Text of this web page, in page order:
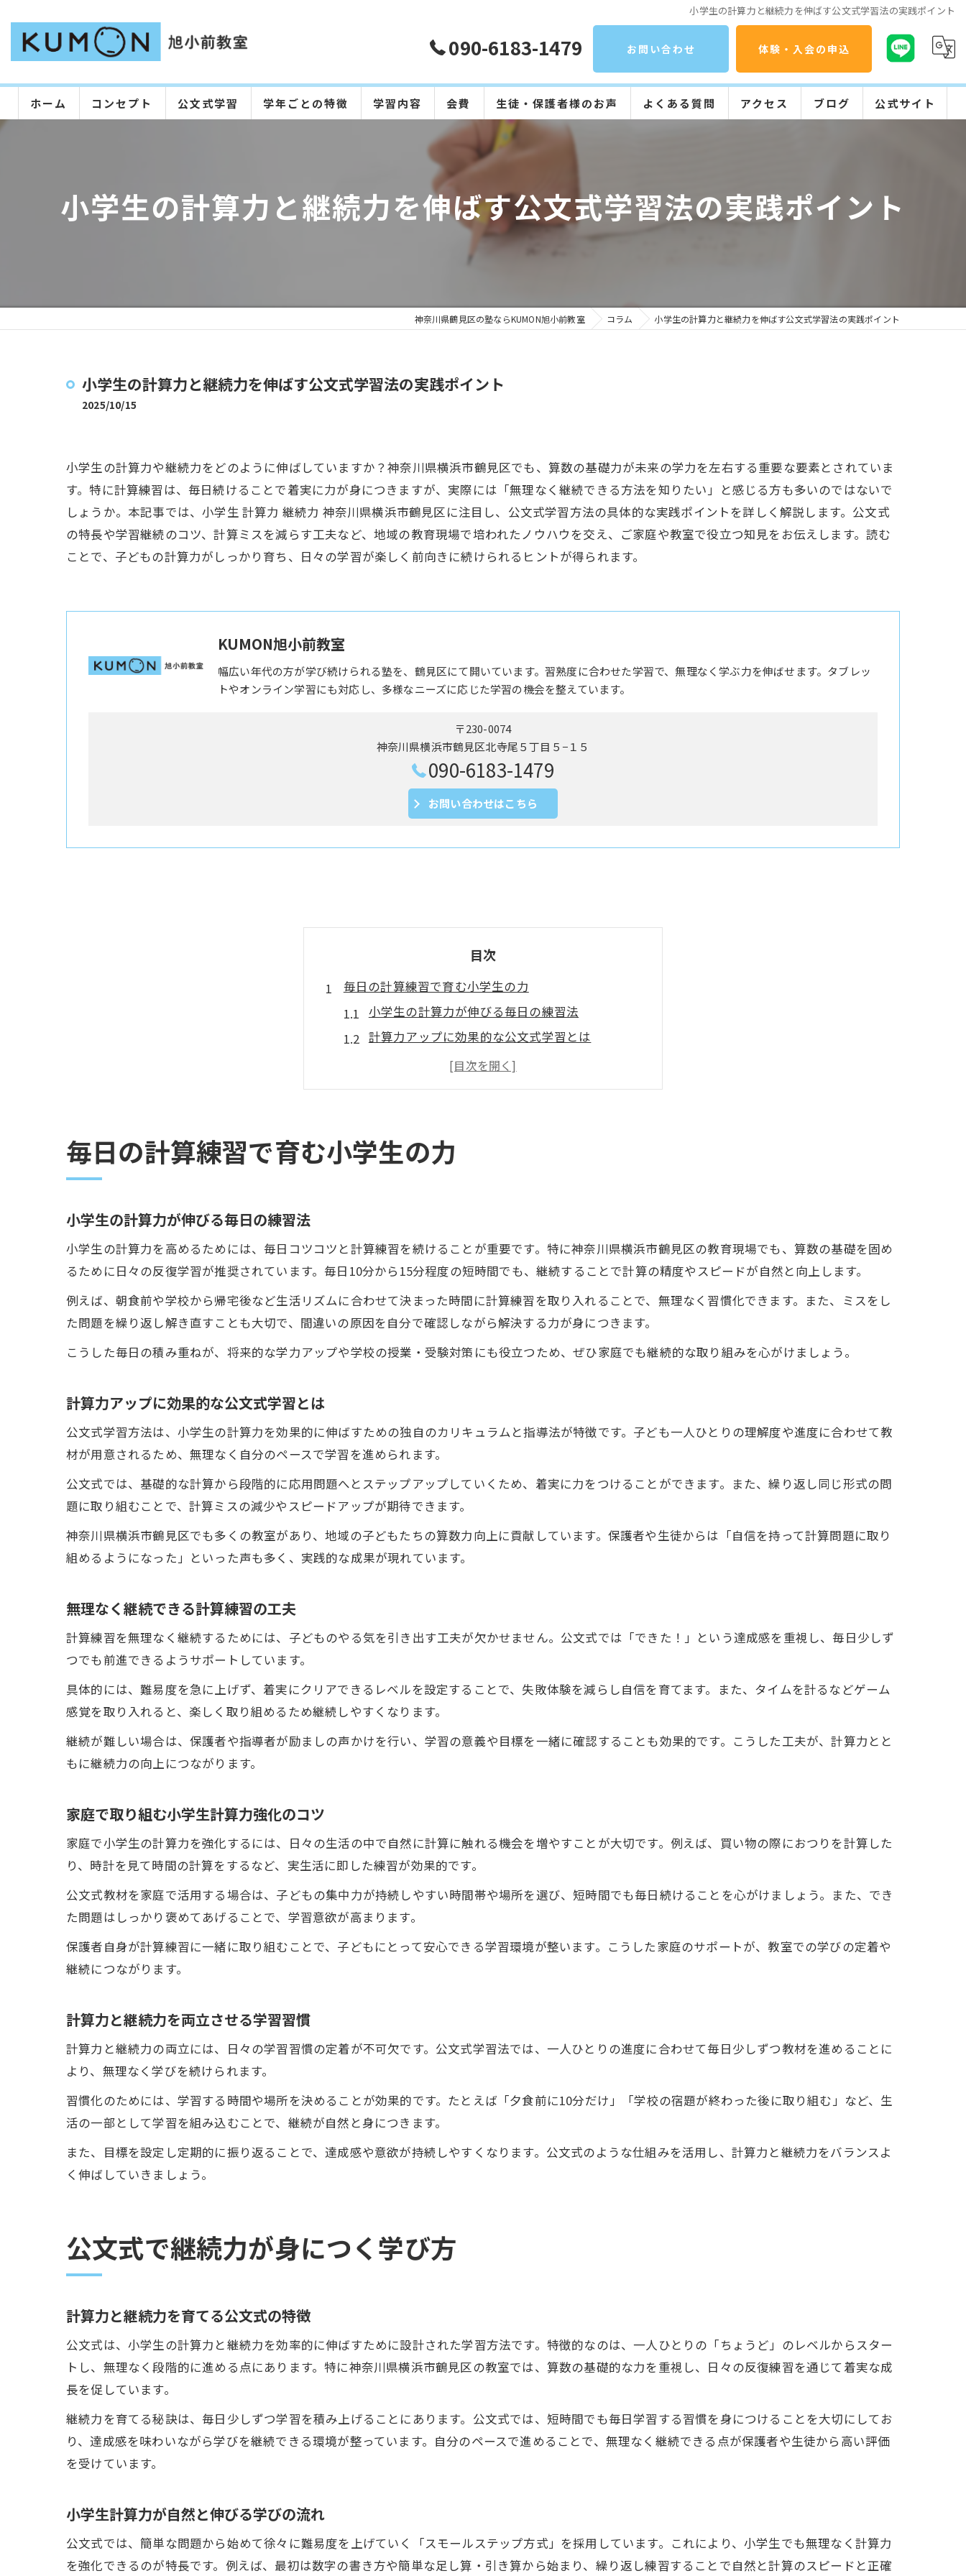
小学生の計算力と継続力を伸ばす公文式学習法の実践ポイント
090-6183-1479 お問い合わせ 体験・入会の申込
ホーム コンセプト 公文式学習 学年ごとの特徴 学習内容
英語
会費 生徒・保護者様のお声 よくある質問 アクセス ブログ 公式サイト
学習の流れ
小学生の計算力と継続力を伸ばす公文式学習法の実践ポイント
神奈川県鶴見区の塾ならKUMON旭小前教室 コラム 小学生の計算力と継続力を伸ばす公文式学習法の実践ポイント
小学生の計算力と継続力を伸ばす公文式学習法の実践ポイント
2025/10/15
小学生の計算力や継続力をどのように伸ばしていますか？神奈川県横浜市鶴見区でも、算数の基礎力が未来の学力を左右する重要な要素とされていま
す。特に計算練習は、毎日続けることで着実に力が身につきますが、実際には「無理なく継続できる方法を知りたい」と感じる方も多いのではないで
しょうか。本記事では、小学生 計算力 継続力 神奈川県横浜市鶴見区に注目し、公文式学習方法の具体的な実践ポイントを詳しく解説します。公文式
の特長や学習継続のコツ、計算ミスを減らす工夫など、地域の教育現場で培われたノウハウを交え、ご家庭や教室で役立つ知見をお伝えします。読む
ことで、子どもの計算力がしっかり育ち、日々の学習が楽しく前向きに続けられるヒントが得られます。
KUMON旭小前教室
幅広い年代の方が学び続けられる塾を、鶴見区にて開いています。習熟度に合わせた学習で、無理なく学ぶ力を伸ばせます。タブレッ
トやオンライン学習にも対応し、多様なニーズに応じた学習の機会を整えています。
〒230-0074
神奈川県横浜市鶴見区北寺尾５丁目５−１５
090-6183-1479
お問い合わせはこちら
目次
毎日の計算練習で育む小学生の力
小学生の計算力が伸びる毎日の練習法
計算力アップに効果的な公文式学習とは
無理なく継続できる計算練習の工夫
家庭で取り組む小学生計算力強化のコツ
公文式で継続力が身につく学び方
計算力と継続力を育てる公文式の特徴
公文式ならではの目標設定と達成感の秘訣
家庭でできる小学生計算力トレーニング法
公文式を活用した家庭学習の進め方
子どものやる気を引き出す公文式活用法
小学生計算力アップに必要な声かけのコツ
やる気を引き出す公文式の取り組み方
計算力と継続力を高める目標設定の工夫
褒めて伸ばす小学生計算力サポート術
公文式で楽しく学ぶ継続学習の秘訣
短時間で集中できる公文式の学習法
計算力向上につながる家庭でのサポート術
公文式で継続力を養うためのポイント
公文式で間違いを減らすためのポイント
親子で取り組む計算力見直しの習慣
公文式で自信を持って計算力を育てる方法
毎日の計算練習で育む小学生の力
小学生の計算力が伸びる毎日の練習法
小学生の計算力を高めるためには、毎日コツコツと計算練習を続けることが重要です。特に神奈川県横浜市鶴見区の教育現場でも、算数の基礎を固め
るために日々の反復学習が推奨されています。毎日10分から15分程度の短時間でも、継続することで計算の精度やスピードが自然と向上します。
例えば、朝食前や学校から帰宅後など生活リズムに合わせて決まった時間に計算練習を取り入れることで、無理なく習慣化できます。また、ミスをし
た問題を繰り返し解き直すことも大切で、間違いの原因を自分で確認しながら解決する力が身につきます。
こうした毎日の積み重ねが、将来的な学力アップや学校の授業・受験対策にも役立つため、ぜひ家庭でも継続的な取り組みを心がけましょう。
計算力アップに効果的な公文式学習とは
公文式学習方法は、小学生の計算力を効果的に伸ばすための独自のカリキュラムと指導法が特徴です。子ども一人ひとりの理解度や進度に合わせて教
材が用意されるため、無理なく自分のペースで学習を進められます。
公文式では、基礎的な計算から段階的に応用問題へとステップアップしていくため、着実に力をつけることができます。また、繰り返し同じ形式の問
題に取り組むことで、計算ミスの減少やスピードアップが期待できます。
神奈川県横浜市鶴見区でも多くの教室があり、地域の子どもたちの算数力向上に貢献しています。保護者や生徒からは「自信を持って計算問題に取り
組めるようになった」といった声も多く、実践的な成果が現れています。
無理なく継続できる計算練習の工夫
計算練習を無理なく継続するためには、子どものやる気を引き出す工夫が欠かせません。公文式では「できた！」という達成感を重視し、毎日少しず
つでも前進できるようサポートしています。
具体的には、難易度を急に上げず、着実にクリアできるレベルを設定することで、失敗体験を減らし自信を育てます。また、タイムを計るなどゲーム
感覚を取り入れると、楽しく取り組めるため継続しやすくなります。
継続が難しい場合は、保護者や指導者が励ましの声かけを行い、学習の意義や目標を一緒に確認することも効果的です。こうした工夫が、計算力とと
もに継続力の向上につながります。
家庭で取り組む小学生計算力強化のコツ
家庭で小学生の計算力を強化するには、日々の生活の中で自然に計算に触れる機会を増やすことが大切です。例えば、買い物の際におつりを計算した
り、時計を見て時間の計算をするなど、実生活に即した練習が効果的です。
公文式教材を家庭で活用する場合は、子どもの集中力が持続しやすい時間帯や場所を選び、短時間でも毎日続けることを心がけましょう。また、でき
た問題はしっかり褒めてあげることで、学習意欲が高まります。
保護者自身が計算練習に一緒に取り組むことで、子どもにとって安心できる学習環境が整います。こうした家庭のサポートが、教室での学びの定着や
継続につながります。
計算力と継続力を両立させる学習習慣
計算力と継続力の両立には、日々の学習習慣の定着が不可欠です。公文式学習法では、一人ひとりの進度に合わせて毎日少しずつ教材を進めることに
より、無理なく学びを続けられます。
習慣化のためには、学習する時間や場所を決めることが効果的です。たとえば「夕食前に10分だけ」「学校の宿題が終わった後に取り組む」など、生
活の一部として学習を組み込むことで、継続が自然と身につきます。
また、目標を設定し定期的に振り返ることで、達成感や意欲が持続しやすくなります。公文式のような仕組みを活用し、計算力と継続力をバランスよ
く伸ばしていきましょう。
公文式で継続力が身につく学び方
計算力と継続力を育てる公文式の特徴
公文式は、小学生の計算力と継続力を効率的に伸ばすために設計された学習方法です。特徴的なのは、一人ひとりの「ちょうど」のレベルからスター
トし、無理なく段階的に進める点にあります。特に神奈川県横浜市鶴見区の教室では、算数の基礎的な力を重視し、日々の反復練習を通じて着実な成
長を促しています。
継続力を育てる秘訣は、毎日少しずつ学習を積み上げることにあります。公文式では、短時間でも毎日学習する習慣を身につけることを大切にしてお
り、達成感を味わいながら学びを継続できる環境が整っています。自分のペースで進めることで、無理なく継続できる点が保護者や生徒から高い評価
を受けています。
小学生計算力が自然と伸びる学びの流れ
公文式では、簡単な問題から始めて徐々に難易度を上げていく「スモールステップ方式」を採用しています。これにより、小学生でも無理なく計算力
を強化できるのが特長です。例えば、最初は数字の書き方や簡単な足し算・引き算から始まり、繰り返し練習することで自然と計算のスピードと正確